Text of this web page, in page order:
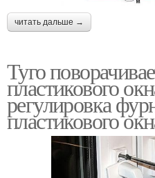
читать дальше →
Туго
пластикового
регулировка
пластикового